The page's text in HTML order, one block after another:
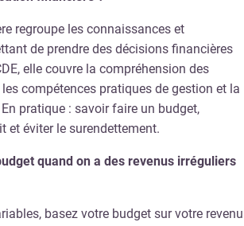
regroupe les connaissances et
de prendre des décisions financières
elle couvre la compréhension des
compétences pratiques de gestion et la
pratique : savoir faire un budget,
et éviter le surendettement.
quand on a des revenus irréguliers
basez votre budget sur votre revenu